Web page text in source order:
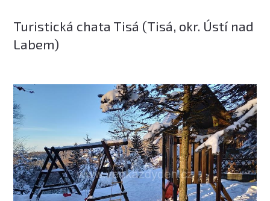
Turistická chata Tisá (Tisá, okr. Ústí nad
Labem)